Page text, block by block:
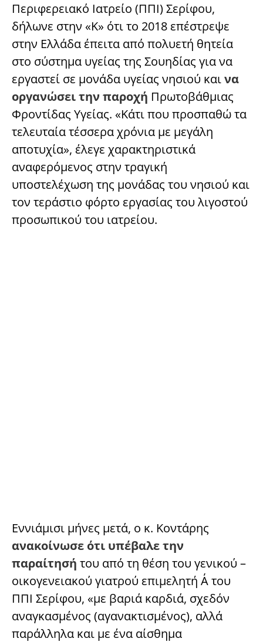
Περιφερειακό Ιατρείο (ΠΠΙ) Σερίφου,
δήλωνε στην «Κ» ότι το 2018 επέστρεψε
στην Ελλάδα έπειτα από πολυετή θητεία
στο σύστημα υγείας της Σουηδίας για να
εργαστεί σε μονάδα υγείας νησιού καινα
οργανώσει την παροχή Πρωτοβάθμιας
Φροντίδας Υγείας. «Κάτι που προσπαθώ τα
τελευταία τέσσερα χρόνια με μεγάλη
αποτυχία», έλεγε χαρακτηριστικά
αναφερόμενος στην τραγική
υποστελέχωση της μονάδας του νησιού και
τον τεράστιο φόρτο εργασίας του λιγοστού
προσωπικού του ιατρείου.
Εννιάμισι μήνες μετά, ο κ. Κοντάρης
ανακοίνωσε ότι υπέβαλε την
παραίτησή του από τη θέση του γενικού –
οικογενειακού γιατρού επιμελητή Α΄ του
ΠΠΙ Σερίφου, «με βαριά καρδιά, σχεδόν
αναγκασμένος (αγανακτισμένος), αλλά
παράλληλα και με ένα αίσθημα